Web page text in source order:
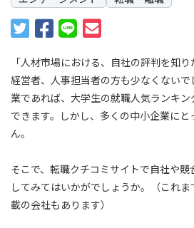
「人材市場における、自社の評判を知
経営者、人事担当者の方も少なくない
業であれば、大学生の就職人気ランキ
できます。しかし、多くの中小企業に
ん。
そこで、転職クチコミサイトで自社や
してみてはいかがでしょうか。（これ
載の会社もあります）